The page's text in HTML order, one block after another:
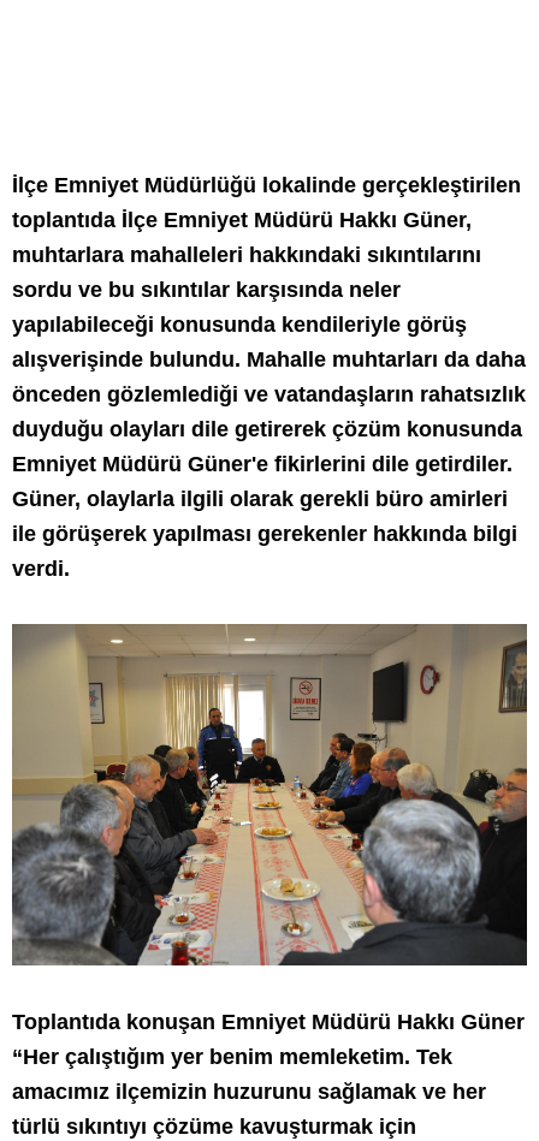
İlçe Emniyet Müdürlüğü lokalinde gerçekleştirilen
toplantıda İlçe Emniyet Müdürü Hakkı Güner,
muhtarlara mahalleleri hakkındaki sıkıntılarını
sordu ve bu sıkıntılar karşısında neler
yapılabileceği konusunda kendileriyle görüş
alışverişinde bulundu. Mahalle muhtarları da daha
önceden gözlemlediği ve vatandaşların rahatsızlık
duyduğu olayları dile getirerek çözüm konusunda
Emniyet Müdürü Güner'e fikirlerini dile getirdiler.
Güner, olaylarla ilgili olarak gerekli büro amirleri
ile görüşerek yapılması gerekenler hakkında bilgi
verdi.
Toplantıda konuşan Emniyet Müdürü Hakkı Güner
“Her çalıştığım yer benim memleketim. Tek
amacımız ilçemizin huzurunu sağlamak ve her
türlü sıkıntıyı çözüme kavuşturmak için